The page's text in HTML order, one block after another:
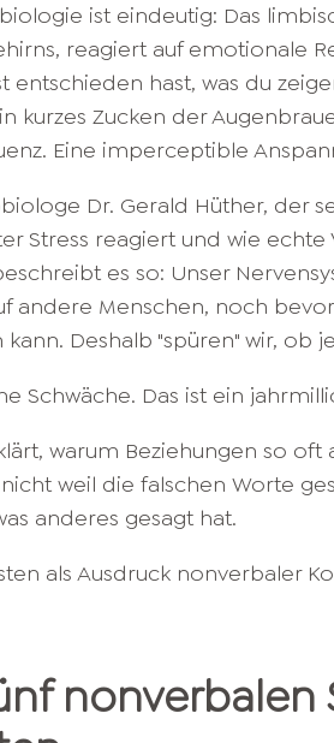
ist eindeutig: Das
reagiert auf emotionale
entschieden hast, was du
kurzes Zucken der
Eine imperceptible
Dr. Gerald Hüther, der
Stress reagiert und wie
es so: Unser
andere Menschen, noch
Deshalb "spüren" wir, ob
Schwäche. Das ist ein
warum Beziehungen so
weil die falschen Worte
anderes gesagt hat.
nonverbalen